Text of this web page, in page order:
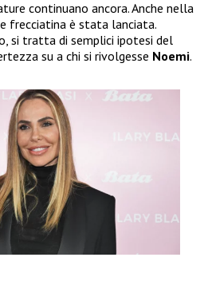
continuano ancora. Anche nella
frecciatina è stata lanciata.
si tratta di semplici ipotesi del
su a chi si rivolgesse Noemi.